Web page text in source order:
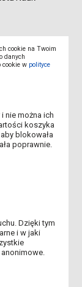
kolejne
naukowe. W
Wyższą,
Wydziału
cookie na Twoim
danych
cookie w polityce
nie można ich
koszyka
blokowała
poprawnie.
Dzięki tym
i w jaki